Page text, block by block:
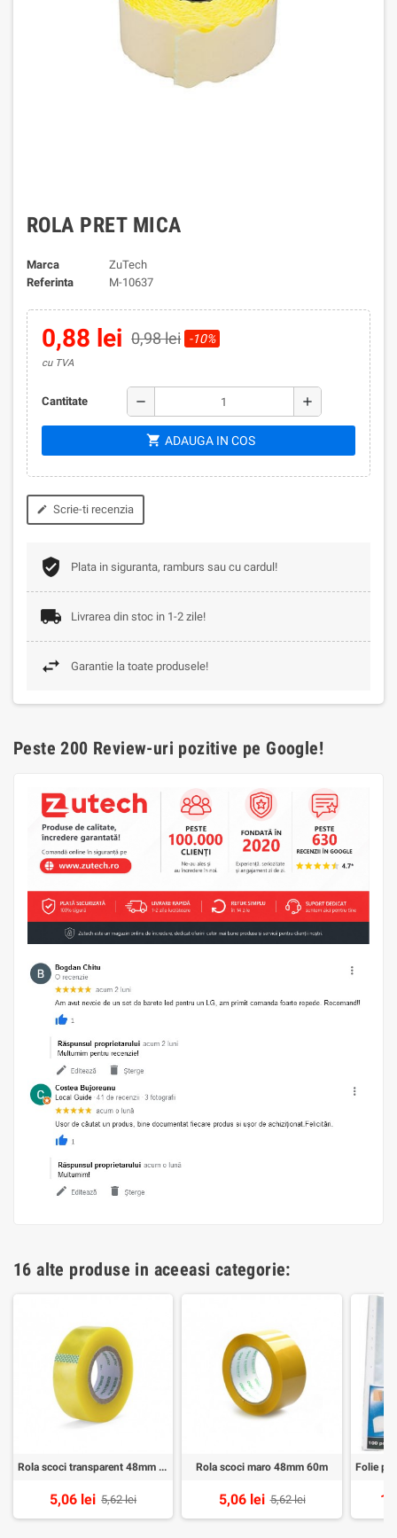
ROLA PRET MICA
Marca
ZuTech
Referinta
M-10637
0,88 lei 0,98 lei -10%
cu TVA
Cantitate remove add
shopping_cart ADAUGA IN COS
edit Scrie-ti recenzia
Plata in siguranta, ramburs sau cu cardul!
Livrarea din stoc in 1-2 zile!
Garantie la toate produsele!
Peste 200 Review-uri pozitive pe Google!
16 alte produse in aceeasi categorie:
Rola scoci transparent 48mm 60m
5,06 lei 5,62 lei
Rola scoci maro 48mm 60m
5,06 lei 5,62 lei